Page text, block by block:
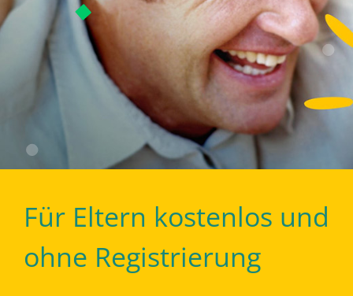
Für Eltern kostenlos und
ohne Registrierung